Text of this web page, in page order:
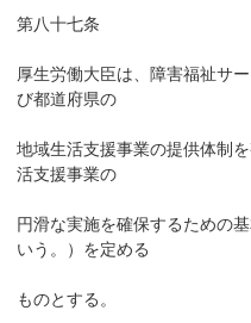
第八十七条
厚生労働大臣は、障害福祉サ
び都道府県の
地域生活支援事業の提供体制
活支援事業の
円滑な実施を確保するための
いう。）を定める
ものとする。